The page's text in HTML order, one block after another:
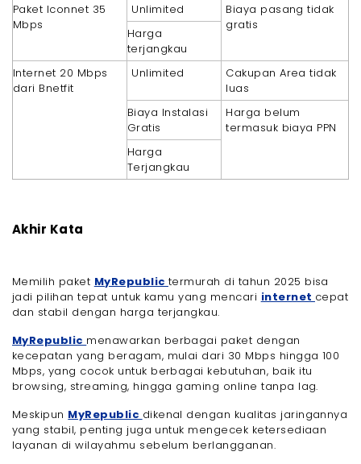
Paket Iconnet 35
Mbps
Unlimited
Biaya pasang tidak
gratis
Harga
terjangkau
Internet 20 Mbps
dari Bnetfit
Unlimited
Cakupan Area tidak
luas
Biaya Instalasi
Gratis
Harga belum
termasuk biaya PPN
Harga
Terjangkau
Akhir Kata
Memilih paket MyRepublictermurah di tahun 2025 bisa
jadi pilihan tepat untuk kamu yang mencari internet cepat
dan stabil dengan harga terjangkau.
MyRepublic menawarkan berbagai paket dengan
kecepatan yang beragam, mulai dari 30 Mbps hingga 100
Mbps, yang cocok untuk berbagai kebutuhan, baik itu
browsing, streaming, hingga gaming online tanpa lag.
Meskipun MyRepublic dikenal dengan kualitas jaringannya
yang stabil, penting juga untuk mengecek ketersediaan
layanan di wilayahmu sebelum berlangganan.